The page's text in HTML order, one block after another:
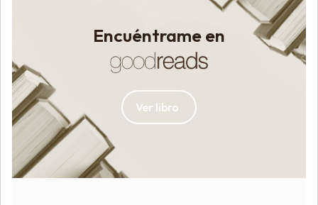
Encuéntrame en
Ver libro